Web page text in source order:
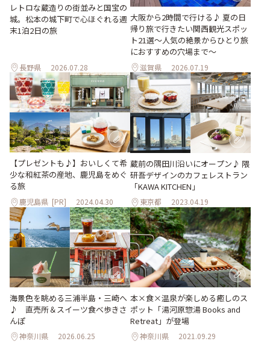
レトロな蔵造りの街並みと国宝の
城。松本の城下町で心ほぐれる週
末1泊2日の旅
長野県 2026.07.28
大阪から2時間で行ける♪ 夏の日
帰り旅で行きたい関西観光スポッ
ト21選～人気の絶景からひとり旅
におすすめの穴場まで～
滋賀県 2026.07.19
【プレゼントも♪】おいしくて希
少な和紅茶の産地、鹿児島をめぐ
る旅
鹿児島県 [PR] 2024.04.30
蔵前の隅田川沿いにオープン♪ 隈
研吾デザインのカフェレストラン
「KAWA KITCHEN」
東京都 2023.04.19
海景色を眺める三浦半島・三崎へ
♪ 直売所＆スイーツ食べ歩きさ
んぽ
神奈川県 2026.06.25
本×食×温泉が楽しめる癒しのス
ポット「湯河原惣湯 Books and
Retreat」が登場
神奈川県 2021.09.29